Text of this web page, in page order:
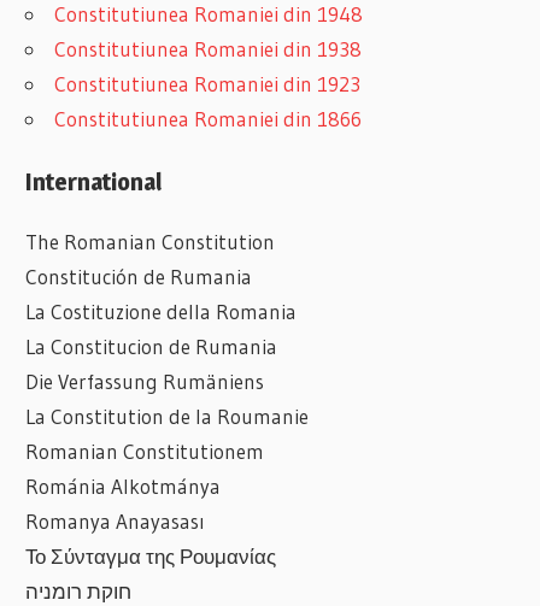
Constitutiunea Romaniei din 1948
Constitutiunea Romaniei din 1938
Constitutiunea Romaniei din 1923
Constitutiunea Romaniei din 1866
International
The Romanian Constitution
Constitución de Rumania
La Costituzione della Romania
La Constitucion de Rumania
Die Verfassung Rumäniens
La Constitution de la Roumanie
Romanian Constitutionem
Románia Alkotmánya
Romanya Anayasası
Το Σύνταγμα της Ρουμανίας
חוקת רומניה